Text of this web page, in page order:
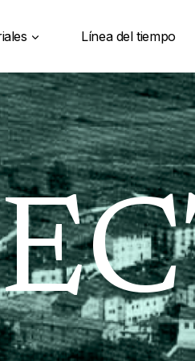
Línea del tiempo